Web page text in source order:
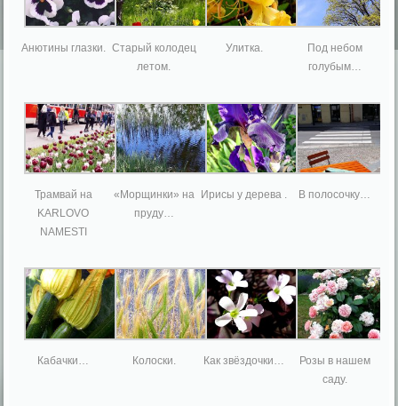
Анютины глазки.
Старый колодец
летом.
Улитка.
Под небом
голубым…
Трамвай на
KARLOVO
NAMESTI
«Морщинки» на
пруду…
Ирисы у дерева . В полосочку…
Кабачки… Колоски. Как звёздочки…
Розы в нашем
саду.